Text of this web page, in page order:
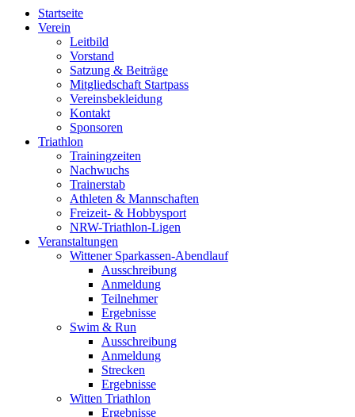
Startseite
Verein
Leitbild
Vorstand
Satzung & Beiträge
Mitgliedschaft Startpass
Vereinsbekleidung
Kontakt
Sponsoren
Triathlon
Trainingzeiten
Nachwuchs
Trainerstab
Athleten & Mannschaften
Freizeit- & Hobbysport
NRW-Triathlon-Ligen
Veranstaltungen
Wittener Sparkassen-Abendlauf
Ausschreibung
Anmeldung
Teilnehmer
Ergebnisse
Swim & Run
Ausschreibung
Anmeldung
Strecken
Ergebnisse
Witten Triathlon
Ergebnisse